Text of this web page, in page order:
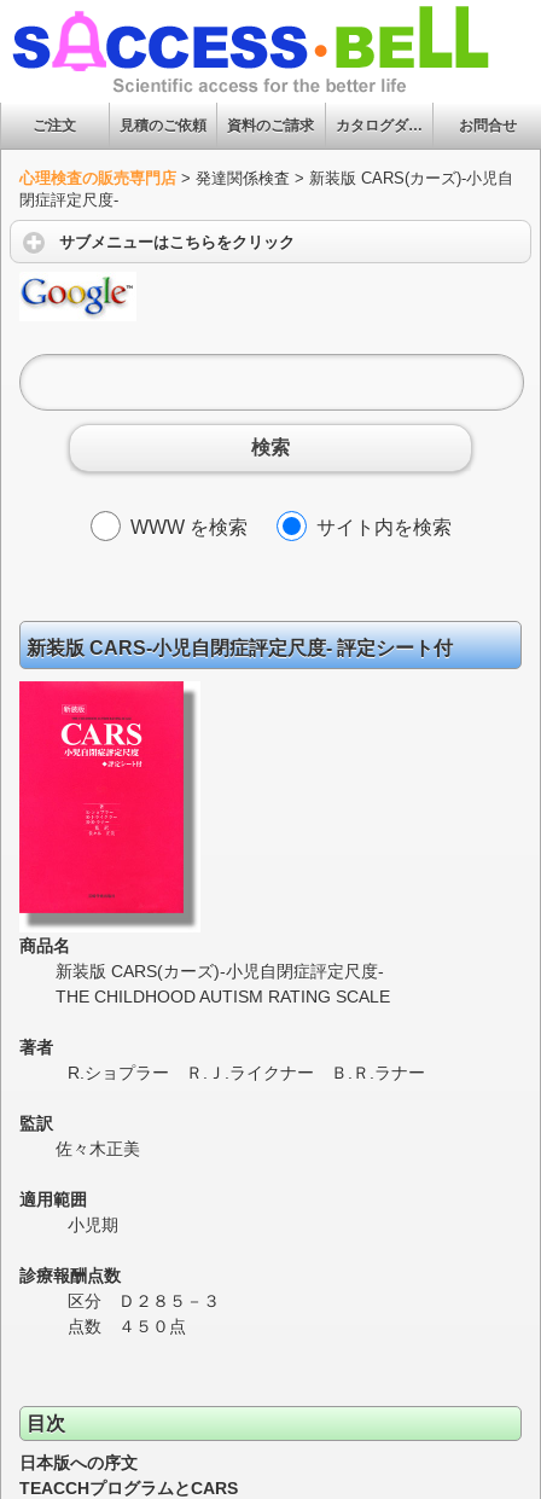
ご注文 見積のご依頼 資料のご請求 カタログダウンロード お問合せ
心理検査の販売専門店 > 発達関係検査 > 新装版 CARS(カーズ)-小児自
閉症評定尺度-
サブメニューはこちらをクリック
検索
WWW を検索 サイト内を検索
新装版 CARS-小児自閉症評定尺度- 評定シート付
商品名
新装版 CARS(カーズ)-小児自閉症評定尺度-
THE CHILDHOOD AUTISM RATING SCALE
著者
R.ショプラー Ｒ.Ｊ.ライクナー Ｂ.Ｒ.ラナー
監訳
佐々木正美
適用範囲
小児期
診療報酬点数
区分 Ｄ２８５－３
点数 ４５０点
目次
日本版への序文
TEACCHプログラムとCARS